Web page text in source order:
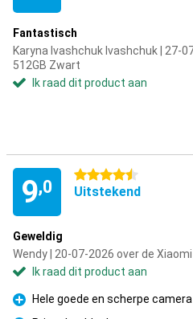
Fantastisch
Karyna Ivashchuk Ivashchuk | 27-
512GB Zwart
Ik raad dit product aan
9,0
4.5 sterren
Uitstekend
Geweldig
Wendy | 20-07-2026 over de
Ik raad dit product aan
Pluspunt
Hele goede en scherpe camera